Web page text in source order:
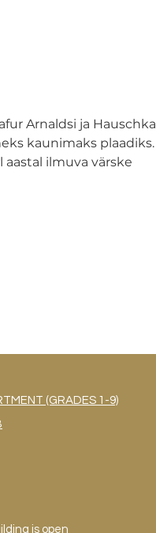
Arnaldsi ja Hauschka
kaunimaks plaadiks.
ilmuva värske
(GRADES 1-9)
is open